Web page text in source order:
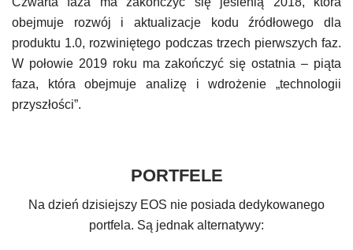
obejmuje rozwój i aktualizacje kodu źródłowego dla
produktu 1.0, rozwiniętego podczas trzech pierwszych faz.
W połowie 2019 roku ma zakończyć się ostatnia – piąta
faza, która obejmuje analizę i wdrożenie „technologii
przyszłości”.
PORTFELE
Na dzień dzisiejszy EOS nie posiada dedykowanego
portfela. Są jednak alternatywy: